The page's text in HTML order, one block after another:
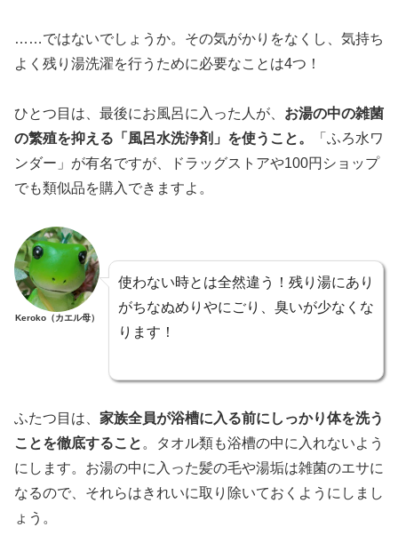
……ではないでしょうか。その気がかりをなくし、気持ち
よく残り湯洗濯を行うために必要なことは4つ！
ひとつ目は、最後にお風呂に入った人が、 お湯の中の雑菌
の繁殖を抑える「風呂水洗浄剤」を使うこと。
「ふろ水ワ
ンダー」が有名ですが、ドラッグストアや100円ショップ
でも類似品を購入できますよ。
Keroko（カエル母）
使わない時とは全然違う！残り湯にあり
がちなぬめりやにごり、臭いが少なくな
ります！
ふたつ目は、 家族全員が浴槽に入る前にしっかり体を洗う
ことを徹底すること 。タオル類も浴槽の中に入れないよう
にします。お湯の中に入った髪の毛や湯垢は雑菌のエサに
なるので、それらはきれいに取り除いておくようにしまし
ょう。